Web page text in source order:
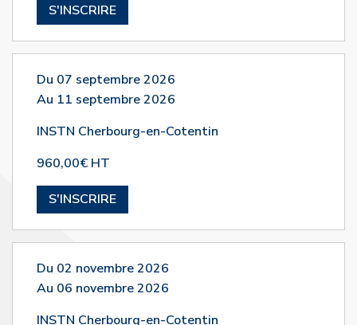
S'INSCRIRE
Du 07 septembre 2026
Au 11 septembre 2026
INSTN Cherbourg-en-Cotentin
960,00€ HT
S'INSCRIRE
Du 02 novembre 2026
Au 06 novembre 2026
INSTN Cherbourg-en-Cotentin